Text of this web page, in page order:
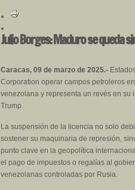
Julio Borges: Maduro se queda
Caracas, 09 de marzo de 2025.-
Corporation operar campos petroleros
venezolana y representa un revés en
Trump.
La suspensión de la licencia no solo
sostener su maquinaria de represión,
punto clave en la geopolítica
el pago de impuestos o regalías al
venezolanas controladas por Rusia.